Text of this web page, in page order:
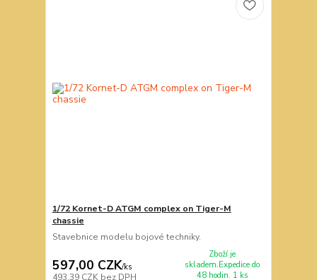
1/72 Kornet-D ATGM complex on Tiger-M
chassie
Stavebnice modelu bojové techniky.
597,00 CZK/ks
493,39 CZK bez DPH
Zboží je
skladem.Expedice do
48 hodin. 1 ks